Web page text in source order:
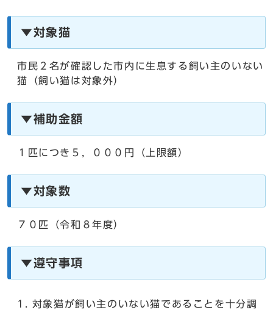
▼対象猫
市民２名が確認した市内に生息する飼い主のいない
猫（飼い猫は対象外）
▼補助金額
１匹につき５，０００円（上限額）
▼対象数
７０匹（令和８年度）
▼遵守事項
対象猫が飼い主のいない猫であることを十分調